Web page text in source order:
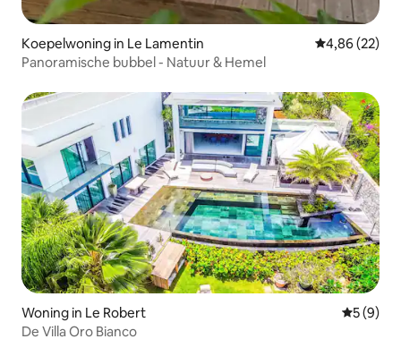
Koepelwoning in Le Lamentin Gemiddelde
4,86 (22)
Panoramische bubbel - Natuur & Hemel
Woning in Le Robert
5 (9)
De Villa Oro Bianco